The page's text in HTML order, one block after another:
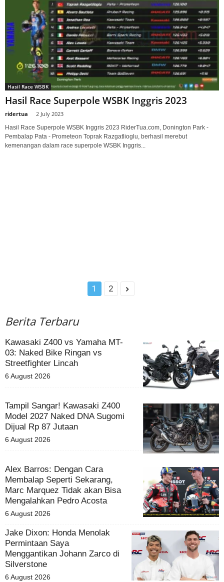
Hasil Race WSBK
Hasil Race Superpole WSBK Inggris 2023
ridertua 2 July 2023
Hasil Race Superpole WSBK Inggris 2023 RiderTua.com, Donington Park -
Pembalap Pata - Prometeon Toprak Razgatlioglu, berhasil merebut
kemenangan dalam race superpole WSBK Inggris...
1 2
Berita Terbaru
Kawasaki Z400 vs Yamaha MT-
03: Naked Bike Ringan vs
Streetfighter Lincah
6 August 2026
Tampil Sangar! Kawasaki Z400
Model 2027 Naked DNA Sugomi
Dijual Rp 87 Jutaan
6 August 2026
Alex Barros: Dengan Cara
Membalap Seperti Sekarang,
Marc Marquez Tidak akan Bisa
Mengalahkan Pedro Acosta
6 August 2026
Jake Dixon: Honda Menolak
Permintaan Saya
Menggantikan Johann Zarco di
Silverstone
6 August 2026